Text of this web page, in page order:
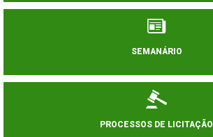
SEMANÁRIO
PROCESSOS DE LICITAÇÃO